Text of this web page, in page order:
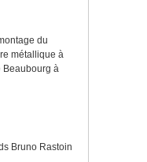
du
métallique à
Beaubourg à
Bruno Rastoin